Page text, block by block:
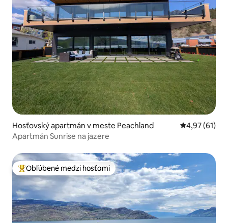
Hosťovský apartmán v meste Peachland Priemerné
4,97 (61)
Apartmán Sunrise na jazere
Najobľúbenejšie medzi hosťami
Obľúbené medzi hosťami